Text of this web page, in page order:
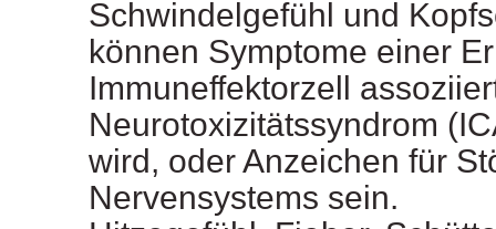
Schwindelgefühl und
können Symptome einer
Immuneffektorzell
Neurotoxizitätssyndrom
wird, oder Anzeichen für
Nervensystems sein.